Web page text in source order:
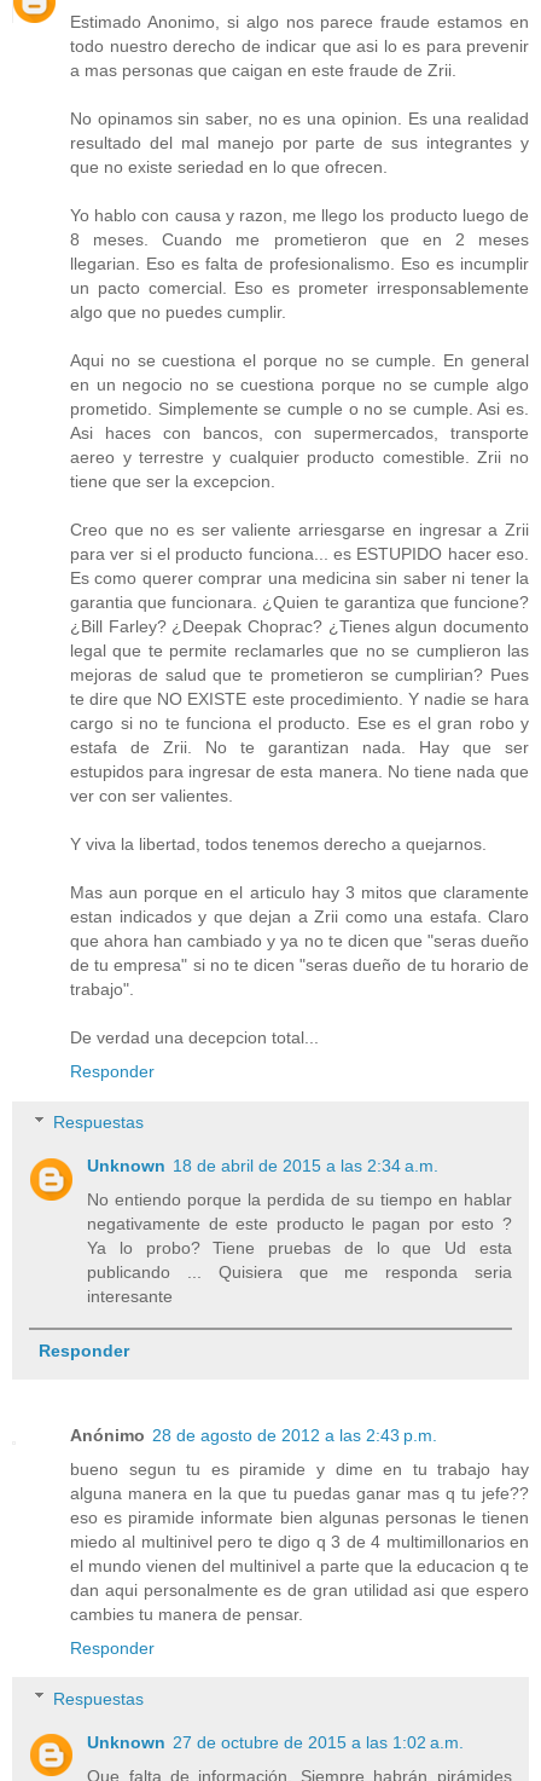
Estimado Anonimo, si algo nos parece fraude estamos en
todo nuestro derecho de indicar que asi lo es para prevenir
a mas personas que caigan en este fraude de Zrii.
No opinamos sin saber, no es una opinion. Es una realidad
resultado del mal manejo por parte de sus integrantes y
que no existe seriedad en lo que ofrecen.
Yo hablo con causa y razon, me llego los producto luego de
8 meses. Cuando me prometieron que en 2 meses
llegarian. Eso es falta de profesionalismo. Eso es incumplir
un pacto comercial. Eso es prometer irresponsablemente
algo que no puedes cumplir.
Aqui no se cuestiona el porque no se cumple. En general
en un negocio no se cuestiona porque no se cumple algo
prometido. Simplemente se cumple o no se cumple. Asi es.
Asi haces con bancos, con supermercados, transporte
aereo y terrestre y cualquier producto comestible. Zrii no
tiene que ser la excepcion.
Creo que no es ser valiente arriesgarse en ingresar a Zrii
para ver si el producto funciona... es ESTUPIDO hacer eso.
Es como querer comprar una medicina sin saber ni tener la
garantia que funcionara. ¿Quien te garantiza que funcione?
¿Bill Farley? ¿Deepak Choprac? ¿Tienes algun documento
legal que te permite reclamarles que no se cumplieron las
mejoras de salud que te prometieron se cumplirian? Pues
te dire que NO EXISTE este procedimiento. Y nadie se hara
cargo si no te funciona el producto. Ese es el gran robo y
estafa de Zrii. No te garantizan nada. Hay que ser
estupidos para ingresar de esta manera. No tiene nada que
ver con ser valientes.
Y viva la libertad, todos tenemos derecho a quejarnos.
Mas aun porque en el articulo hay 3 mitos que claramente
estan indicados y que dejan a Zrii como una estafa. Claro
que ahora han cambiado y ya no te dicen que "seras dueño
de tu empresa" si no te dicen "seras dueño de tu horario de
trabajo".
De verdad una decepcion total...
Responder
Respuestas
Unknown 18 de abril de 2015 a las 2:34 a.m.
No entiendo porque la perdida de su tiempo en hablar
negativamente de este producto le pagan por esto ?
Ya lo probo? Tiene pruebas de lo que Ud esta
publicando ... Quisiera que me responda seria
interesante
Responder
Anónimo 28 de agosto de 2012 a las 2:43 p.m.
bueno segun tu es piramide y dime en tu trabajo hay
alguna manera en la que tu puedas ganar mas q tu jefe??
eso es piramide informate bien algunas personas le tienen
miedo al multinivel pero te digo q 3 de 4 multimillonarios en
el mundo vienen del multinivel a parte que la educacion q te
dan aqui personalmente es de gran utilidad asi que espero
cambies tu manera de pensar.
Responder
Respuestas
Unknown 27 de octubre de 2015 a las 1:02 a.m.
Que falta de información. Siempre habrán pirámides